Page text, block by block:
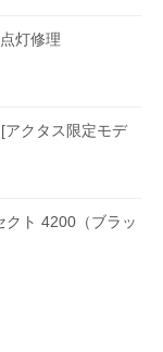
点灯修理
アクタス限定モデ
クト 4200（ブラッ